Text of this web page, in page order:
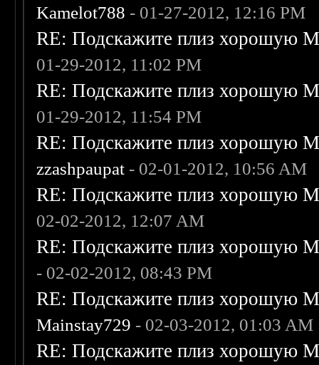
Kamelot788 - 01-27-2012, 12:16 PM
RE: Подскажите плиз хорошую
01-29-2012, 11:02 PM
RE: Подскажите плиз хорошую
01-29-2012, 11:54 PM
RE: Подскажите плиз хорошую
zzashpaupat - 02-01-2012, 10:56 AM
RE: Подскажите плиз хорошую
02-02-2012, 12:07 AM
RE: Подскажите плиз хорошую
- 02-02-2012, 08:43 PM
RE: Подскажите плиз хорошую
Mainstay729 - 02-03-2012, 01:03 AM
RE: Подскажите плиз хорошую